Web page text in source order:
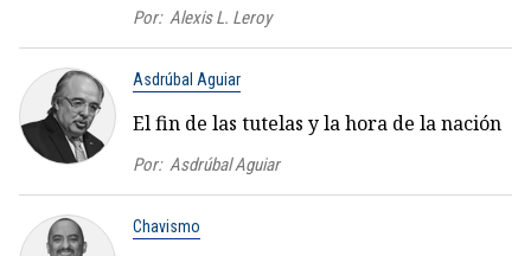
Por: Alexis L. Leroy
Asdrúbal Aguiar
El fin de las tutelas y la hora de la nación
Por: Asdrúbal Aguiar
Chavismo